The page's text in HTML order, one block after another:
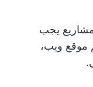
مشاريع يجب
موقع ويب،